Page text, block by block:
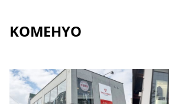
KOMEHYO